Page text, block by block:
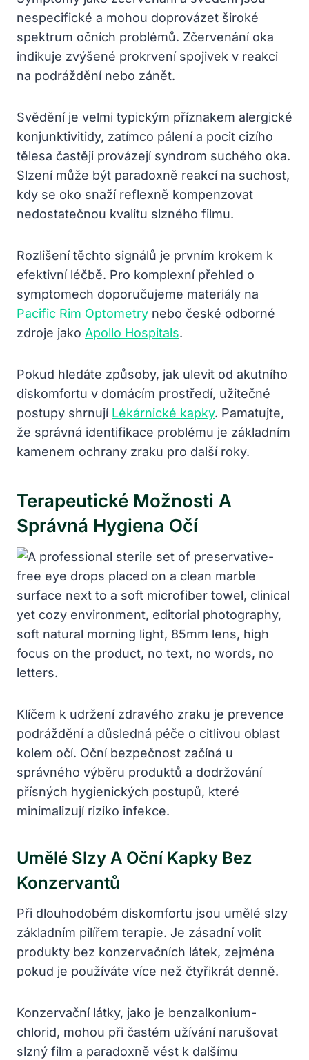
nespecifické a mohou doprovázet široké
spektrum očních problémů. Zčervenání oka
indikuje zvýšené prokrvení spojivek v reakci
na podráždění nebo zánět.
Svědění je velmi typickým příznakem alergické
konjunktivitidy, zatímco pálení a pocit cizího
tělesa častěji provázejí syndrom suchého oka.
Slzení může být paradoxně reakcí na suchost,
kdy se oko snaží reflexně kompenzovat
nedostatečnou kvalitu slzného filmu.
Rozlišení těchto signálů je prvním krokem k
efektivní léčbě. Pro komplexní přehled o
symptomech doporučujeme materiály na
Pacific Rim Optometry nebo české odborné
zdroje jako Apollo Hospitals.
Pokud hledáte způsoby, jak ulevit od akutního
diskomfortu v domácím prostředí, užitečné
postupy shrnují Lékárnické kapky. Pamatujte,
že správná identifikace problému je základním
kamenem ochrany zraku pro další roky.
Terapeutické Možnosti A
Správná Hygiena Očí
Klíčem k udržení zdravého zraku je prevence
podráždění a důsledná péče o citlivou oblast
kolem očí. Oční bezpečnost začíná u
správného výběru produktů a dodržování
přísných hygienických postupů, které
minimalizují riziko infekce.
Umělé Slzy A Oční Kapky Bez
Konzervantů
Při dlouhodobém diskomfortu jsou umělé slzy
základním pilířem terapie. Je zásadní volit
produkty bez konzervačních látek, zejména
pokud je používáte více než čtyřikrát denně.
Konzervační látky, jako je benzalkonium-
chlorid, mohou při častém užívání narušovat
slzný film a paradoxně vést k dalšímu